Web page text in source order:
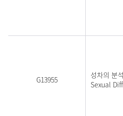
G13955
성차의 분
Sexual